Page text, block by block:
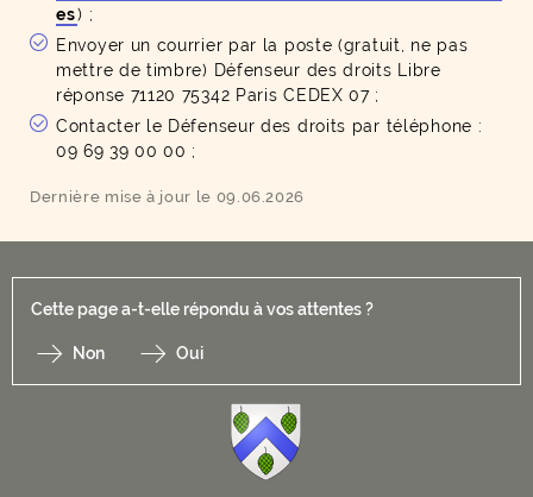
es) ;
Envoyer un courrier par la poste (gratuit, ne pas
mettre de timbre) Défenseur des droits Libre
réponse 71120 75342 Paris CEDEX 07 ;
Contacter le Défenseur des droits par téléphone :
09 69 39 00 00 ;
Dernière mise à jour le 09.06.2026
Cette page a-t-elle répondu à vos attentes ?
Non Oui